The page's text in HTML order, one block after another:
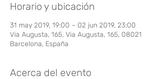
Horario y ubicación
31 may 2019, 19:00 – 02 jun 2019, 23:00
Via Augusta, 165, Via Augusta, 165, 08021
Barcelona, España
Acerca del evento